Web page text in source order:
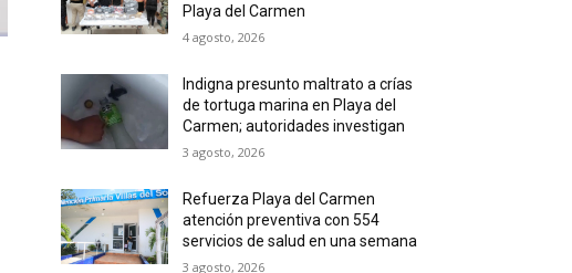
Playa del Carmen
4 agosto, 2026
Indigna presunto maltrato a crías
de tortuga marina en Playa del
Carmen; autoridades investigan
3 agosto, 2026
Refuerza Playa del Carmen
atención preventiva con 554
servicios de salud en una semana
3 agosto, 2026